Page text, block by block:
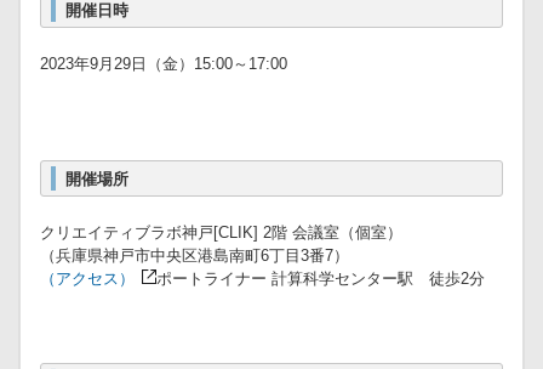
開催日時
2023年9月29日（金）15:00～17:00
開催場所
クリエイティブラボ神戸[CLIK] 2階 会議室（個室）
（兵庫県神戸市中央区港島南町6丁目3番7）
（アクセス）
ポートライナー 計算科学センター駅 徒歩2分